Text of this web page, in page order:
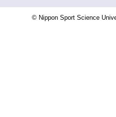
© Nippon Sport Science